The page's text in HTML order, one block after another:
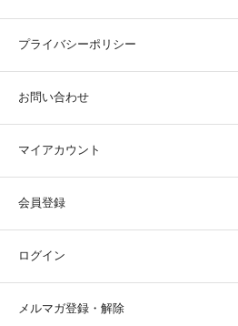
プライバシーポリシー
お問い合わせ
マイアカウント
会員登録
ログイン
メルマガ登録・解除